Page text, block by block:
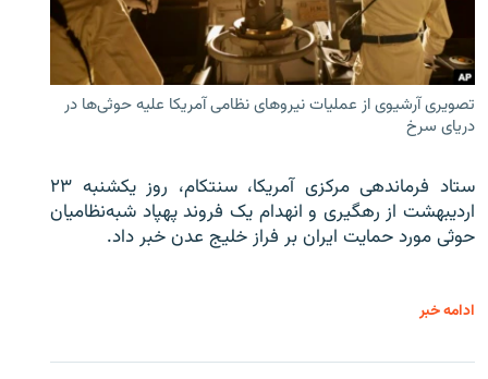
تصویری آرشیوی از عملیات نیروهای نظامی آمریکا علیه حوثی‌ها در
دریای سرخ
ستاد فرماندهی مرکزی آمریکا، سنتکام، روز یکشنبه ۲۳
اردیبهشت از رهگیری و انهدام یک فروند پهپاد شبه‌نظامیان
حوثی‌ مورد حمایت ایران بر فراز خلیج عدن خبر داد.
ادامه خبر